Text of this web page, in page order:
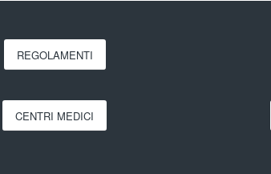
REGOLAMENTI
CENTRI MEDICI